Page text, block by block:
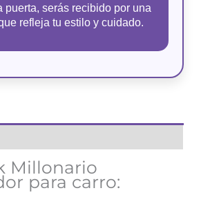
puerta, serás recibido por una
refleja tu estilo y cuidado.
Millonario
para carro: